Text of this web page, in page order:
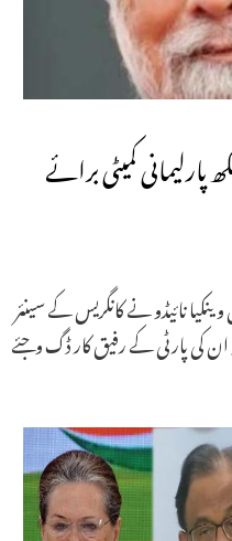
کمیٹی برائے
وینکیا نائیڈو نے کانگریس کے سینئر
کی پارٹی کے رفیق کار ڈگ وجئے